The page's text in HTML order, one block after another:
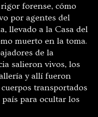
forense, cómo
por agentes del
llevado a la Casa del
muerto en la toma.
de la
salieron vivos, los
y allí fueron
transportados
para ocultar los